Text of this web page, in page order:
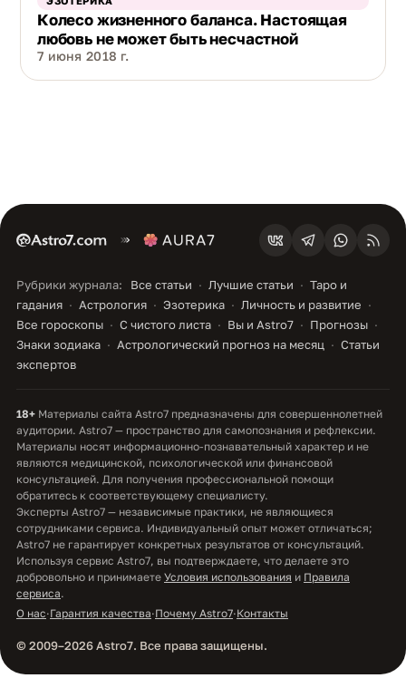
Колесо жизненного баланса. Настоящая
любовь не может быть несчастной
7 июня 2018 г.
Рубрики журнала: Все статьи Лучшие статьи
Таро и
гадания
Астрология Эзотерика
Личность и развитие
Все гороскопы
С чистого листа Вы и Astro7
Прогнозы
Знаки зодиака
Астрологический прогноз на месяц
Статьи
экспертов
18+ Материалы сайта Astro7 предназначены для совершеннолетней
аудитории. Astro7 — пространство для самопознания и рефлексии.
Материалы носят информационно-познавательный характер и не
являются медицинской, психологической или финансовой
консультацией. Для получения профессиональной помощи
обратитесь к соответствующему специалисту.
Эксперты Astro7 — независимые практики, не являющиеся
сотрудниками сервиса. Индивидуальный опыт может отличаться;
Astro7 не гарантирует конкретных результатов от консультаций.
Используя сервис Astro7, вы подтверждаете, что делаете это
добровольно и принимаете Условия использования и Правила
сервиса.
О нас·Гарантия качества·Почему Astro7·Контакты
© 2009–2026 Astro7. Все права защищены.